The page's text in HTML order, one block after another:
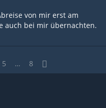
von mir erst am
auch bei mir übernachten.
5 … 8